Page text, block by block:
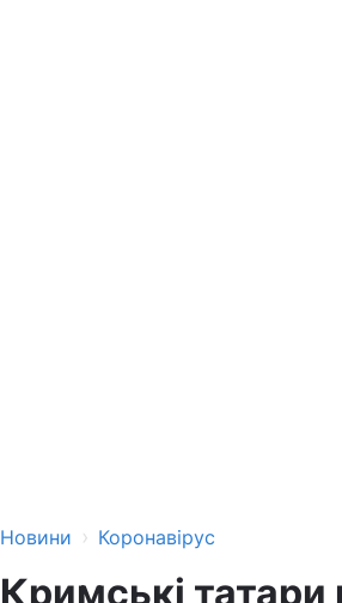
Новини › Коронавірус
Кримські